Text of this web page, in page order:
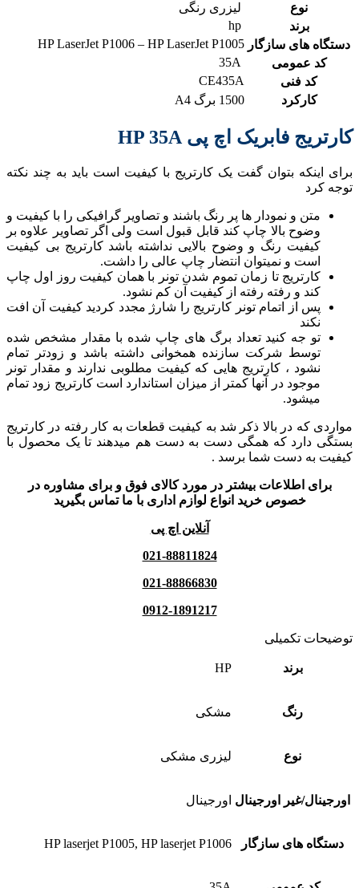
نوع
لیزری رنگی
برند
دستگاه های سازگار HP LaserJet P1006 – HP LaserJet P1005
کد عمومی
کد فنی
CE435A
کارکرد
1500 برگ A4
کارتریج فابریک اچ پی HP 35A
برای اینکه بتوان گفت یک کارتریج با کیفیت است باید به چند نکته
توجه کرد
متن و نمودار ها پر رنگ باشند و تصاویر گرافیکی را با کیفیت و
وضوح بالا چاپ کند قابل قبول است ولی اگر تصاویر علاوه بر
کیفیت رنگ و وضوح بالایی نداشته باشد کارتریج بی کیفیت
است و نمیتوان انتضار چاپ عالی را داشت.
کارتریج تا زمان تموم شدن تونر با همان کیفیت روز اول چاپ
کند و رفته رفته از کیفیت آن کم نشود.
پس از اتمام تونر کارتریج را شارژ مجدد کردید کیفیت آن افت
نکند
تو جه کنید تعداد برگ های چاپ شده با مقدار مشخص شده
توسط شرکت سازنده همخوانی داشته باشد و زودتر تمام
نشود ، کارتریج هایی که کیفیت مطلوبی ندارند و مقدار تونر
موجود در آنها کمتر از میزان استاندارد است کارتریج زود تمام
میشود.
مواردی که در بالا ذکر شد به کیفیت قطعات به کار رفته در کارتریج
بستگی دارد که همگی دست به دست هم میدهند تا یک محصول با
کیفیت به دست شما برسد .
برای اطلاعات بیشتر در مورد کالای فوق و برای مشاوره در
خصوص خرید انواع لوازم اداری با ما تماس بگیرید
آنلاین اچ پی
021-88811824
021-88866830
0912-1891217
توضیحات تکمیلی
برند HP
رنگ مشکی
نوع لیزری مشکی
اورجینال/غیر اورجینال اورجینال
دستگاه های سازگار HP laserjet P1005, HP laserjet P1006